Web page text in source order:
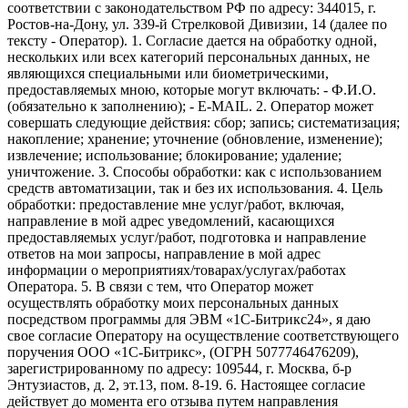
соответствии с законодательством РФ по адресу: 344015, г.
Ростов-на-Дону, ул. 339-й Стрелковой Дивизии, 14 (далее по
тексту - Оператор). 1. Согласие дается на обработку одной,
нескольких или всех категорий персональных данных, не
являющихся специальными или биометрическими,
предоставляемых мною, которые могут включать: - Ф.И.О.
(обязательно к заполнению); - E-MAIL. 2. Оператор может
совершать следующие действия: сбор; запись; систематизация;
накопление; хранение; уточнение (обновление, изменение);
извлечение; использование; блокирование; удаление;
уничтожение. 3. Способы обработки: как с использованием
средств автоматизации, так и без их использования. 4. Цель
обработки: предоставление мне услуг/работ, включая,
направление в мой адрес уведомлений, касающихся
предоставляемых услуг/работ, подготовка и направление
ответов на мои запросы, направление в мой адрес
информации о мероприятиях/товарах/услугах/работах
Оператора. 5. В связи с тем, что Оператор может
осуществлять обработку моих персональных данных
посредством программы для ЭВМ «1С-Битрикс24», я даю
свое согласие Оператору на осуществление соответствующего
поручения ООО «1С-Битрикс», (ОГРН 5077746476209),
зарегистрированному по адресу: 109544, г. Москва, б-р
Энтузиастов, д. 2, эт.13, пом. 8-19. 6. Настоящее согласие
действует до момента его отзыва путем направления